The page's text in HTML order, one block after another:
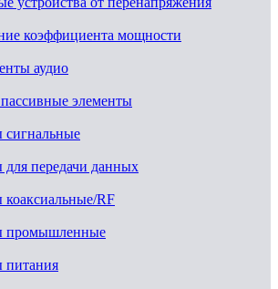
коэффициента мощности
аудио
элементы
сигнальные
для передачи данных
коаксиальные/RF
промышленные
питания